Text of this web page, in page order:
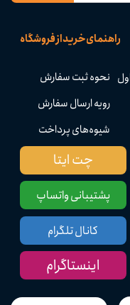
راهنمای خرید از فروشگاه
نحوه ثبت سفارش
رویه ارسال سفارش
شیوه‌های پرداخت
پشتیبانی واتساپ
چت ایتا
کانال تلگرام
اینستاگرام